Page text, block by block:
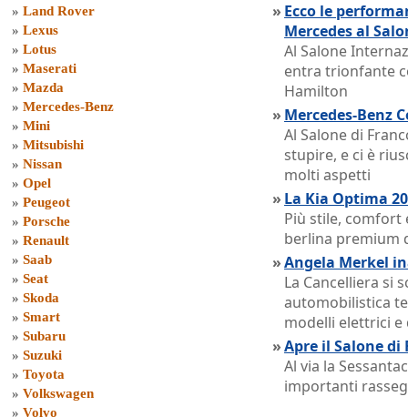
» Land Rover
» Lexus
» Lotus
» Maserati
» Mazda
» Mercedes-Benz
» Mini
» Mitsubishi
» Nissan
» Opel
» Peugeot
» Porsche
» Renault
» Saab
» Seat
» Skoda
» Smart
» Subaru
» Suzuki
» Toyota
» Volkswagen
» Volvo
» Ecco le
Mercedes al
Al Salone
entra trionfante
Hamilton
» Mercedes-Benz
Al Salone di
stupire, e ci è
molti aspetti
» La Kia Optima
Più stile, comfort
berlina premium
»Angela Merkel
La Cancelliera si
automobilistica
modelli elettrici
»Apre il Salone di
Al via la
importanti